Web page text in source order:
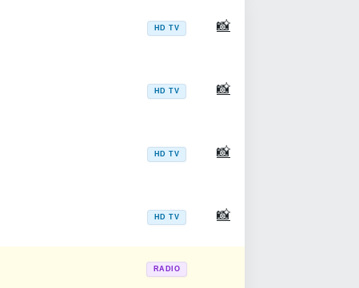
HD TV 📸
HD TV 📸
HD TV 📸
HD TV 📸
RADIO